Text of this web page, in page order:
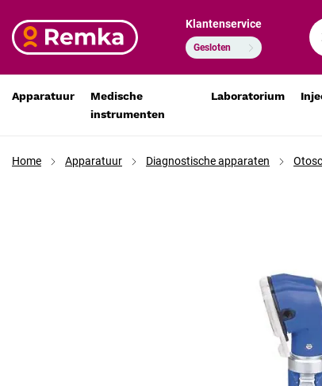
Klantenservice
Gesloten
Apparatuur
Medische
instrumenten
Laboratorium
Home Apparatuur Diagnostische apparaten
MediWare pocket otoscoop blauw
€ 64,96
€ 53,69